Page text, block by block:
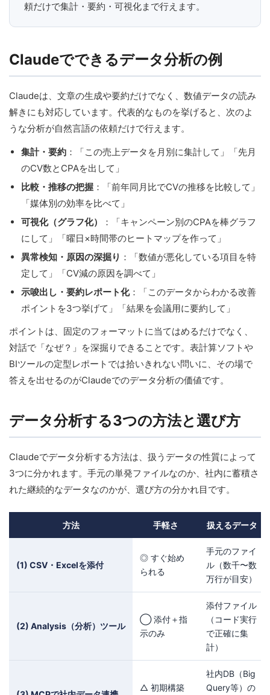
頼だけで集計・要約・可視化まで行えます。
Claudeでできるデータ分析の例
Claudeは、文章の生成や要約だけでなく、数値データの読み
解きにも対応しています。代表的なものを挙げると、次のよ
うな分析が自然言語の依頼だけで行えます。
集計・要約 ：「この売上データを月別に集計して」「先月
のCV数とCPAを出して」
比較・推移の把握 ：「前年同月比でCVの推移を比較して」
「媒体別の効率を比べて」
可視化（グラフ化）
：「キャンペーン別のCPAを棒グラフ
にして」「曜日×時間帯のヒートマップを作って」
異常検知・原因の深掘り ：「数値が悪化している項目を特
定して」「CV減の原因を調べて」
示唆出し・要約レポート化：「このデータからわかる改善
ポイントを3つ挙げて」「結果を会議用に要約して」
ポイントは、固定のフォーマットに当てはめるだけでなく、
対話で「なぜ？」を深掘りできることです。表計算ソフトや
BIツールの定型レポートでは拾いきれない問いに、その場で
答えを出せるのがClaudeでのデータ分析の価値です。
データ分析する3つの方法と選び方
Claudeでデータ分析する方法は、扱うデータの性質によって
3つに分かれます。手元の単発ファイルなのか、社内に蓄積さ
れた継続的なデータなのかが、選び方の分かれ目です。
方法 手軽さ 扱えるデータ
(1) CSV・Excelを添付
◎ すぐ始め
られる
手元のファイ
ル（数千〜数
万行が目安）
(2) Analysis（分析）ツール
◯ 添付＋指
示のみ
添付ファイル
（コード実行
で正確に集
計）
△ 初期構築
社内DB（Big
Query等）の